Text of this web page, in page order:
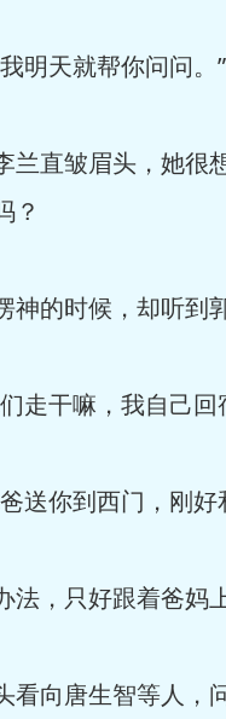
明天就帮你问问。”
兰直皱眉头，她很
？
的时候，却听到
走干嘛，我自己回
送你到西门，刚好
，只好跟着爸妈上
看向唐生智等人，